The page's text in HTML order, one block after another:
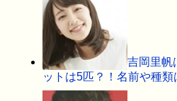
吉岡里帆
ットは5匹？！名前や種類